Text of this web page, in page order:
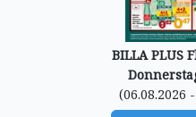
BILLA PLUS
(06.08.2026